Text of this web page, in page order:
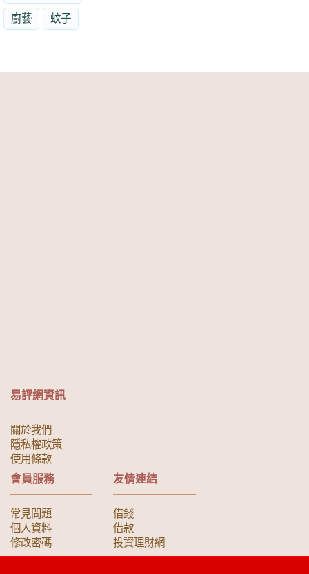
廚藝 蚊子
易評網資訊
關於我們
隱私權政策
使用條款
會員服務
常見問題
個人資料
修改密碼
友情連結
借錢
借款
投資理財網